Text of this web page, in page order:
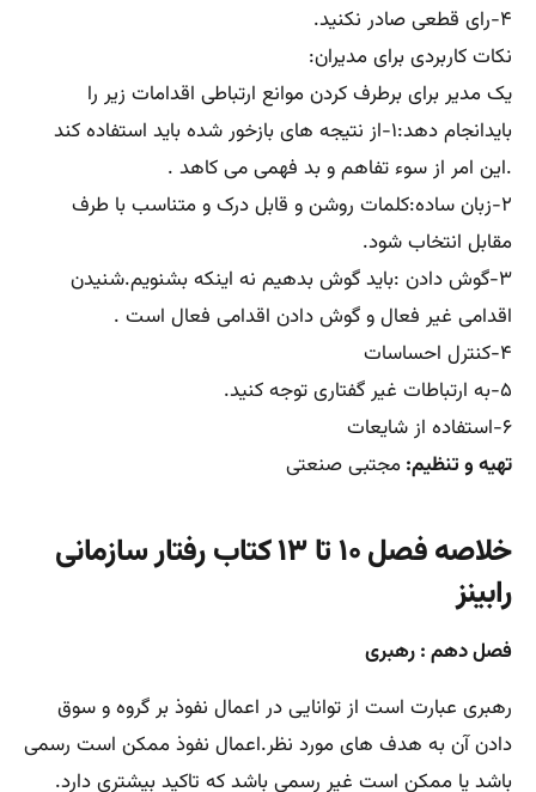
۴-رای قطعی صادر نکنید.
نکات کاربردی برای مدیران:
یک مدیر برای برطرف کردن موانع ارتباطی اقدامات زیر را
بایدانجام دهد:۱-از نتیجه های بازخور شده باید استفاده کند
.این امر از سوء تفاهم و بد فهمی می کاهد .
۲-زبان ساده:کلمات روشن و قابل درک و متناسب با طرف
مقابل انتخاب شود.
۳-گوش دادن :باید گوش بدهیم نه اینکه بشنویم.شنیدن
اقدامی غیر فعال و گوش دادن اقدامی فعال است .
۴-کنترل احساسات
۵-به ارتباطات غیر گفتاری توجه کنید.
۶-استفاده از شایعات
تهیه و تنظیم:مجتبی صنعتی
خلاصه فصل ۱۰ تا ۱۳ کتاب رفتار سازمانی
رابینز
فصل دهم : رهبری
رهبری عبارت است از توانایی در اعمال نفوذ بر گروه و سوق
دادن آن به هدف های مورد نظر.اعمال نفوذ ممکن است رسمی
باشد یا ممکن است غیر رسمی باشد که تاکید بیشتری دارد.